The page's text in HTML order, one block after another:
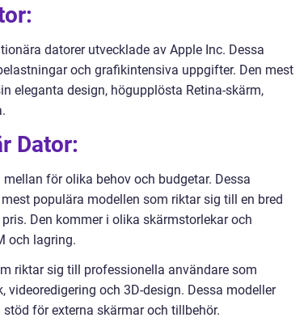
datorer utvecklade av Apple Inc. Dessa
och grafikintensiva uppgifter. Den mest
eleganta design, högupplösta Retina-skärm,
Dator:
för olika behov och budgetar. Dessa
populära modellen som riktar sig till en bred
Den kommer i olika skärmstorlekar och
och lagring.
riktar sig till professionella användare som
och 3D-design. Dessa modeller
för externa skärmar och tillbehör.